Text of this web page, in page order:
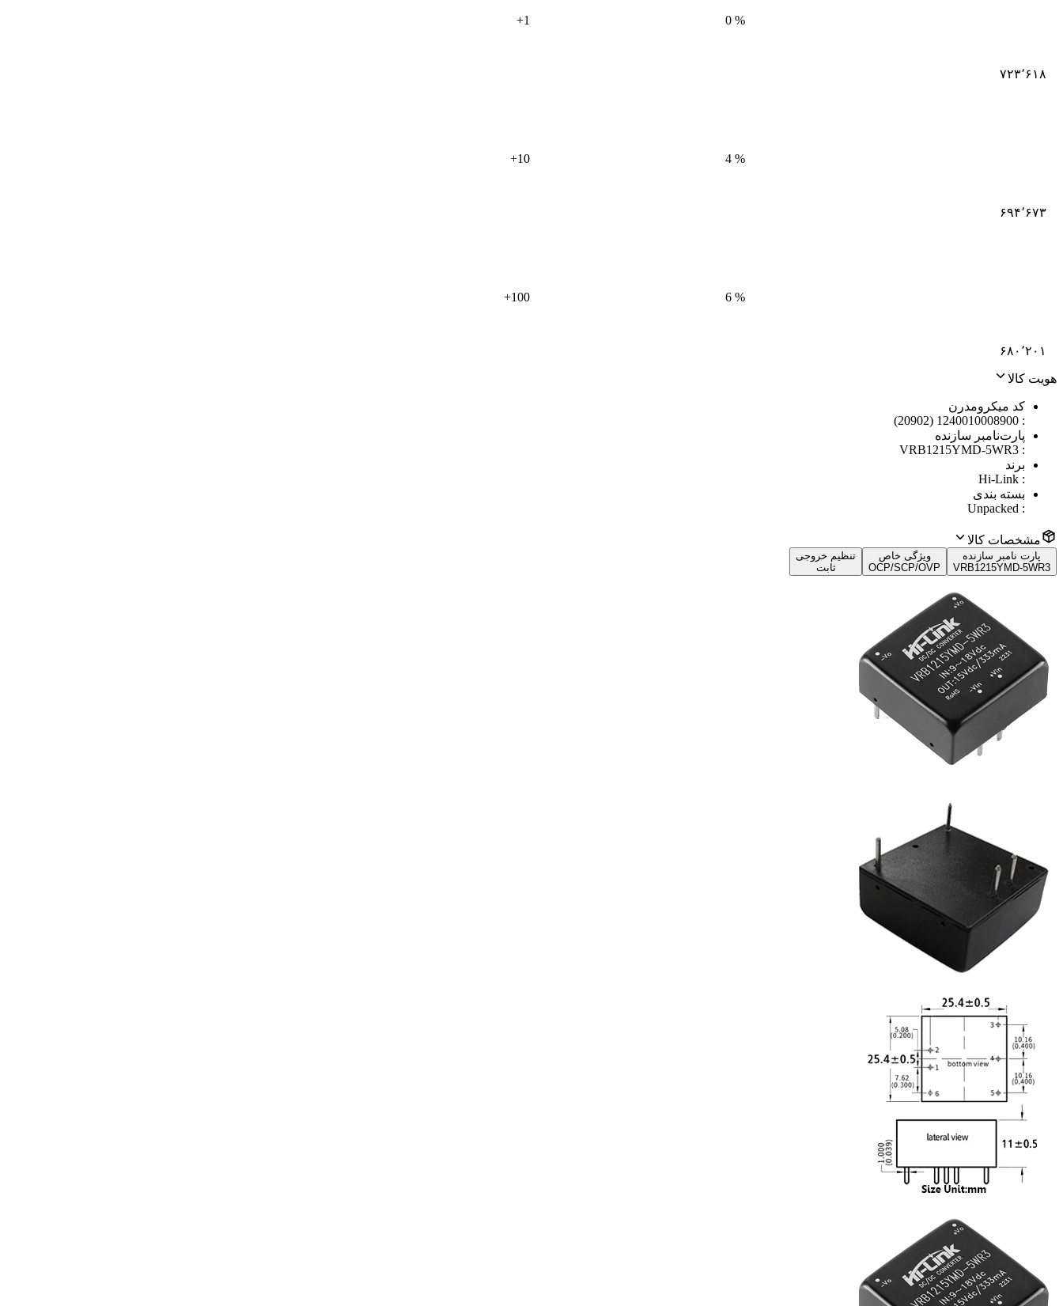
۷۲۳٬۶۱۸
%
0
1
+
۶۹۴٬۶۷۳
%
4
10
+
۶۸۰٬۲۰۱
%
6
100
+
هویت کالا
کد میکرومدرن
:
1240010008900 (20902)
پارت‌نامبر سازنده
:
VRB1215YMD-5WR3
برند
:
Hi-Link
بسته بندی
:
Unpacked
مشخصات کالا
پارت نامبر سازنده
VRB1215YMD-5WR3
ویژگی خاص
OCP/SCP/OVP
تنظیم خروجی
ثابت